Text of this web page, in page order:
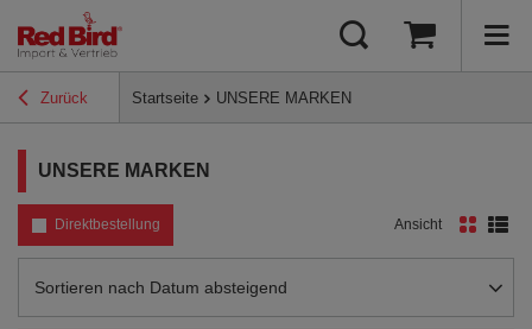
Zurück Startseite UNSERE MARKEN
UNSERE MARKEN
Direktbestellung
Sortierung ändern
Sortieren nach Datum absteigend
Ansicht